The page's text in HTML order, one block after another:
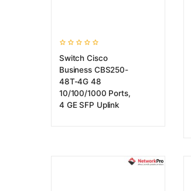
Switch Cisco
Business CBS250-
48T-4G 48
10/100/1000 Ports,
4 GE SFP Uplink